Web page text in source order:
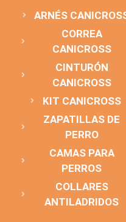
ARNÉS
CORREA
CANICROSS
CINTURÓN
CANICROSS
KIT CANICROSS
ZAPATILLAS DE
PERRO
CAMAS PARA
PERROS
COLLARES
ANTILADRIDOS